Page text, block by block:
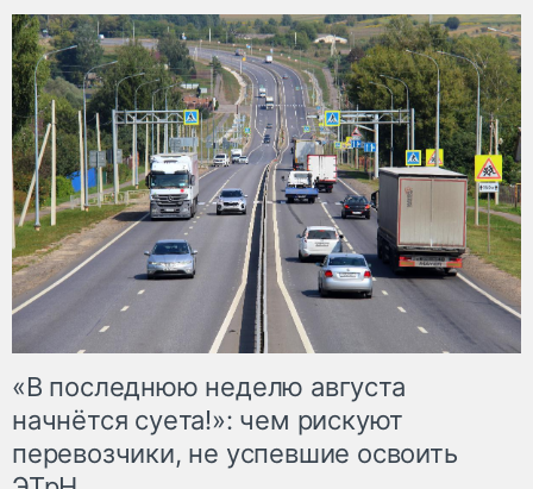
«В последнюю неделю августа
начнётся суета!»: чем рискуют
перевозчики, не успевшие освоить